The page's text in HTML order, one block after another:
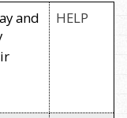
and
HELP